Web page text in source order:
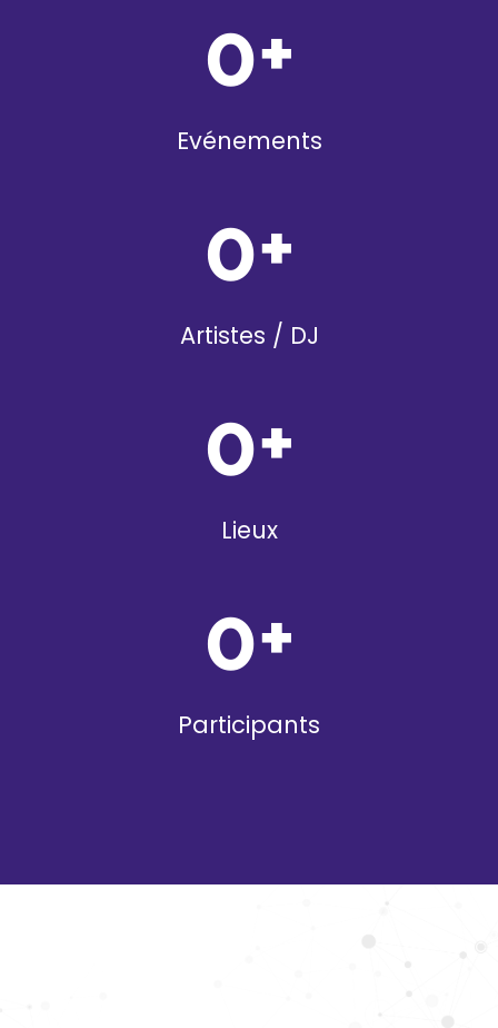
Evénements
0+
Artistes / DJ
0+
Lieux
0+
Participants
0+